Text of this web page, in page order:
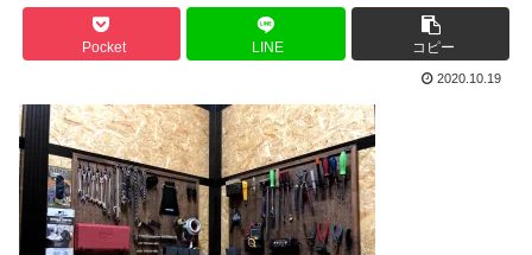
Pocket LINE コピー
2020.10.19